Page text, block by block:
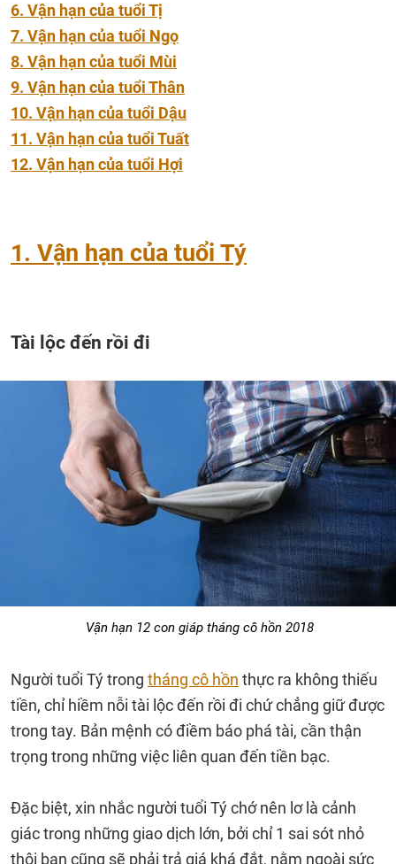
6. Vận hạn của tuổi Tị
7. Vận hạn của tuổi Ngọ
8. Vận hạn của tuổi Mùi
9. Vận hạn của tuổi Thân
10. Vận hạn của tuổi Dậu
11. Vận hạn của tuổi Tuất
12. Vận hạn của tuổi Hợi
1. Vận hạn của tuổi Tý
Tài lộc đến rồi đi
Vận hạn 12 con giáp tháng cô hồn 2018
Người tuổi Tý trong tháng cô hồn thực ra không thiếu
tiền, chỉ hiềm nỗi tài lộc đến rồi đi chứ chẳng giữ được
trong tay. Bản mệnh có điềm báo phá tài, cần thận
trọng trong những việc liên quan đến tiền bạc.
Đặc biệt, xin nhắc người tuổi Tý chớ nên lơ là cảnh
giác trong những giao dịch lớn, bởi chỉ 1 sai sót nhỏ
thôi bạn cũng sẽ phải trả giá khá đắt, nằm ngoài sức